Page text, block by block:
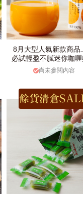
8月大型人氣新款商品
必試輕盈不膩迷你咖
尚未參閱內容